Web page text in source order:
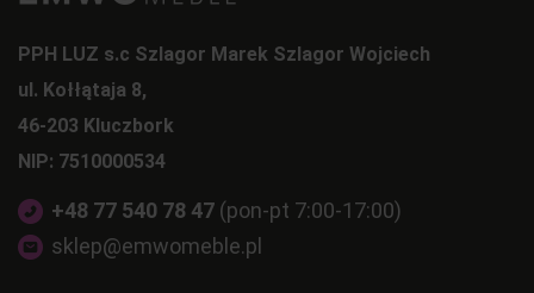
W naszym sklepie możesz dokupić materac dopasowany
do Twoich potrzeb, a także toaletkę, która ozdobi Twoją
sypialnię.
Z nami urządzisz swój salon kupując krzesła, fotele, stoły i
stoliki, a także sofy i narożniki z funkcją spania i bez - co
PPH LUZ s.c Szlagor Marek Szlagor Wojciech
ul. Kołłątaja 8,
46-203 Kluczbork
NIP: 7510000534
+48 77 540 78 47 (pon-pt 7:00-17:00)
sklep@emwomeble.pl